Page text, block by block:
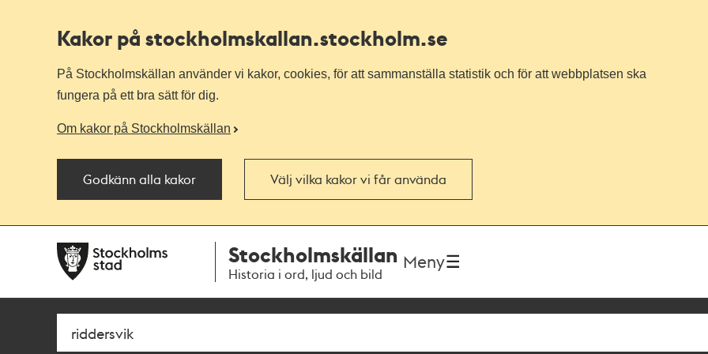
Kakor på stockholmskallan.stockholm.se
På Stockholmskällan använder vi kakor, cookies, för att sammanställa statistik och för att webbplatsen ska
fungera på ett bra sätt för dig.
Om kakor på Stockholmskällan
Godkänn alla kakor Välj vilka kakor vi får använda
navigationen
huvudinnehållet
Stockholmskällan
Historia i ord, ljud och bild
Meny
Sök